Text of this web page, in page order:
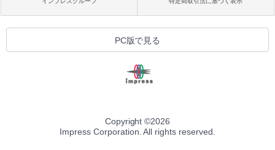
PC版で見る
Copyright ©2026
Impress Corporation. All rights reserved.